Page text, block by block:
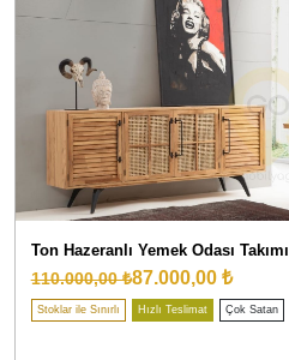
Ton Hazeranlı Yemek Odası Takımı
110.000,00 ₺87.000,00 ₺
Stoklar ile Sınırlı Hızlı Teslimat Çok Satan